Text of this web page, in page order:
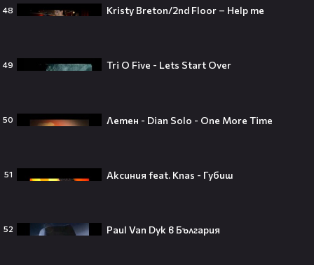
48 Kristy Breton/2nd Floor – Help me
49 Tri O Five - Lets Start Over
50 Летен - Dian Solo - One More Time
51 Аксиния feat. Knas - Губиш
52 Paul Van Dyk в България
Theo в The Voice Cast: "Правен съм
в дискотека!" 👀💥
Paramount и Warner Bros. за 110
Мадука Окойе разпалиха
интернет❤️‍🔥🔥